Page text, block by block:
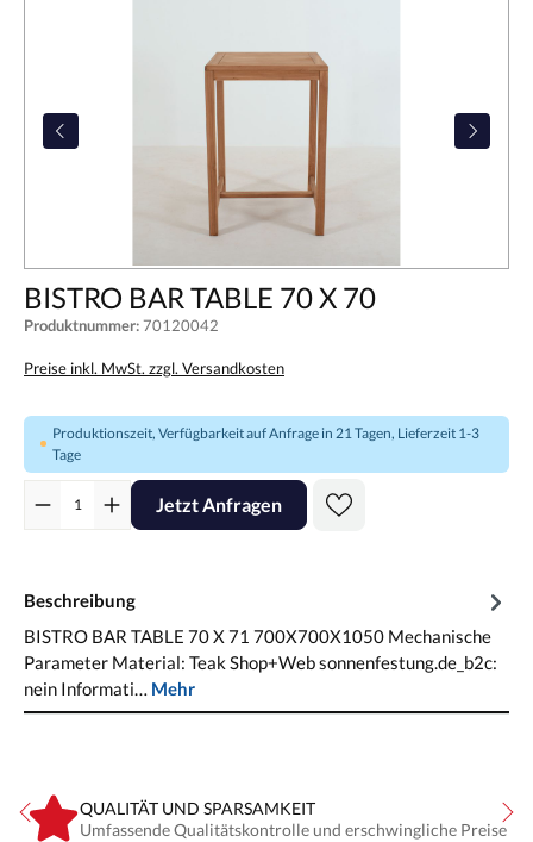
BISTRO BAR TABLE 70 X 70
Produktnummer:70120042
Preise inkl. MwSt. zzgl. Versandkosten
Produktionszeit, Verfügbarkeit auf Anfrage in 21 Tagen, Lieferzeit 1-3
Tage
Jetzt Anfragen
Beschreibung
BISTRO BAR TABLE 70 X 71 700X700X1050 Mechanische
Parameter Material: Teak Shop+Web sonnenfestung.de_b2c:
nein Informati… Mehr
QUALITÄT UND SPARSAMKEIT
Umfassende Qualitätskontrolle und erschwingliche Preise